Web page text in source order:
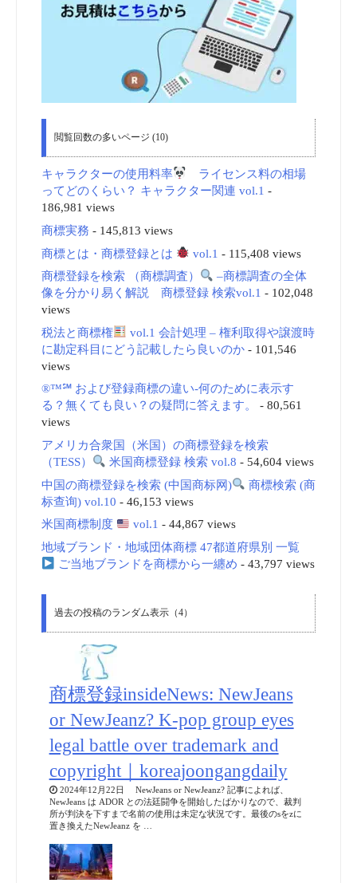
閲覧回数の多いページ (10)
キャラクターの使用料率
ライセンス料の相場
ってどのくらい？ キャラクター関連 vol.1 -
186,981 views
商標実務 - 145,813 views
商標とは・商標登録とは
vol.1 - 115,408 views
商標登録を検索 （商標調査）
–商標調査の全体
像を分かり易く解説 商標登録 検索vol.1 - 102,048
views
税法と商標権
vol.1 会計処理 – 権利取得や譲渡時
に勘定科目にどう記載したら良いのか- 101,546
views
®™℠ および登録商標の違い-何のために表示す
る？無くても良い？の疑問に答えます。
- 80,561
views
アメリカ合衆国（米国）の商標登録を検索
（TESS）
米国商標登録 検索 vol.8 - 54,604 views
中国の商標登録を検索 (中国商标网)
商標検索 (商
标查询) vol.10 - 46,153 views
米国商標制度
vol.1 - 44,867 views
地域ブランド・地域団体商標 47都道府県別 一覧
ご当地ブランドを商標から一纏め - 43,797 views
過去の投稿のランダム表示（4）
商標登録insideNews: NewJeans
or NewJeanz? K-pop group eyes
legal battle over trademark and
copyright｜koreajoongangdaily
2024年12月22日 NewJeans or NewJeanz? 記事によれば、
NewJeans は ADOR との法廷闘争を開始したばかりなので、裁判
所が判決を下すまで名前の使用は未定な状況です。最後のsをzに
置き換えたNewJeanz を …